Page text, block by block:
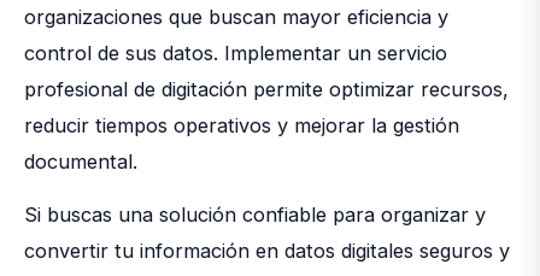
organizaciones que buscan mayor eficiencia y
control de sus datos. Implementar un servicio
profesional de digitación permite optimizar recursos,
reducir tiempos operativos y mejorar la gestión
documental.
Si buscas una solución confiable para organizar y
convertir tu información en datos digitales seguros y